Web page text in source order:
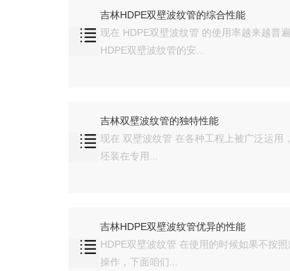
吉林HDPE双壁波纹管的综合性能
现在 HDPE双壁波纹管 的使用率越来越普
HDPE双壁波纹管的安...
吉林双壁波纹管的独特性能
现在 双壁波纹管 在各种工程上被广泛运
坯装在专用...
吉林HDPE双壁波纹管优异的性能
HDPE双壁波纹管 在使用的时候如果不按
操作，下面咱们...